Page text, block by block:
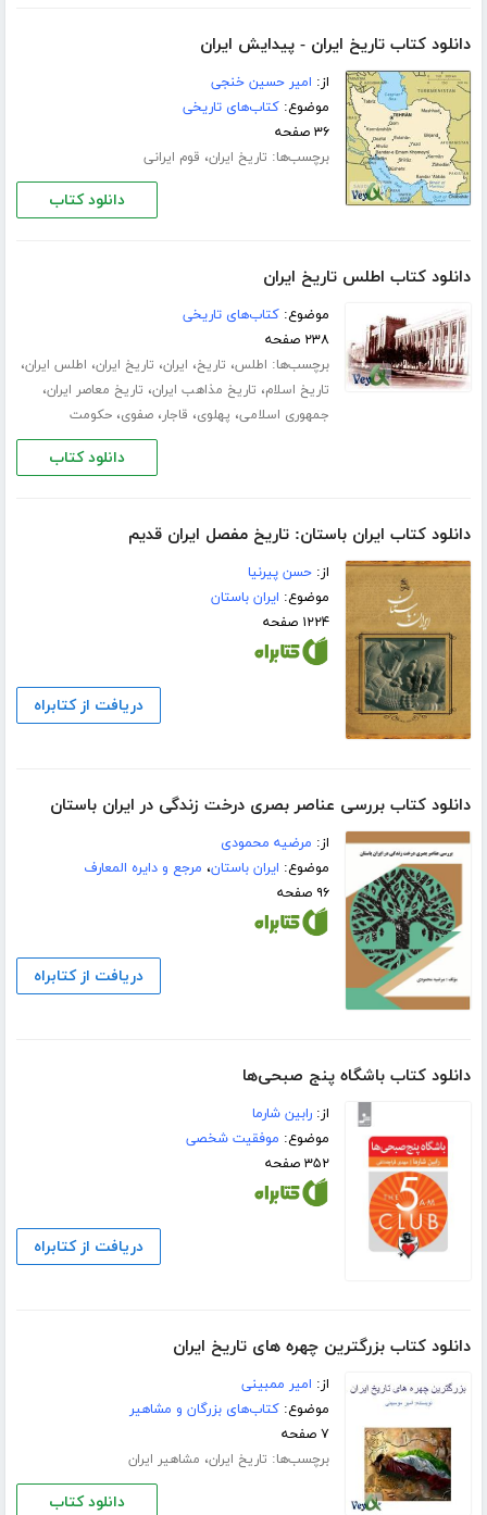
دانلود کتاب تاریخ ایران - پیدایش ایران
از: امیر حسین خنجی
موضوع:کتاب‌های تاریخی
۳۶ صفحه
برچسب‌ها: تاریخ ایران، قوم ایرانی
دانلود کتاب
دانلود کتاب اطلس تاریخ ایران
موضوع:کتاب‌های تاریخی
۲۳۸ صفحه
برچسب‌ها: اطلس، تاریخ، ایران، تاریخ ایران، اطلس ایران،
تاریخ اسلام، تاریخ مذاهب ایران، تاریخ معاصر ایران،
جمهوری اسلامی، پهلوی، قاجار،صفوی،حکومت
دانلود کتاب
دانلود کتاب ایران باستان: تاریخ مفصل ایران قدیم
از:حسن پیرنیا
موضوع: ایران باستان
۱۲۲۴ صفحه
دریافت از کتابراه
دانلود کتاب بررسی عناصر بصری درخت زندگی در ایران باستان
از: مرضیه محمودی
موضوع: ایران باستان، مرجع و دایره المعارف
۹۶ صفحه
دریافت از کتابراه
دانلود کتاب باشگاه پنج صبحی‌ها
از:رابین شارما
موضوع: موفقیت شخصی
۳۵۲ صفحه
دریافت از کتابراه
دانلود کتاب بزرگترین چهره های تاریخ ایران
از: امیر ممبینی
موضوع:کتاب‌های بزرگان و مشاهیر
۷ صفحه
برچسب‌ها: تاریخ ایران، مشاهیر ایران
دانلود کتاب